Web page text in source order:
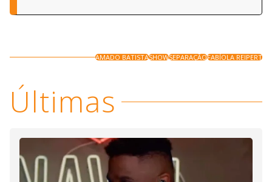
AMADO BATISTASHOWSEPARAÇÃOFABÍOLA REIPERT
Últimas